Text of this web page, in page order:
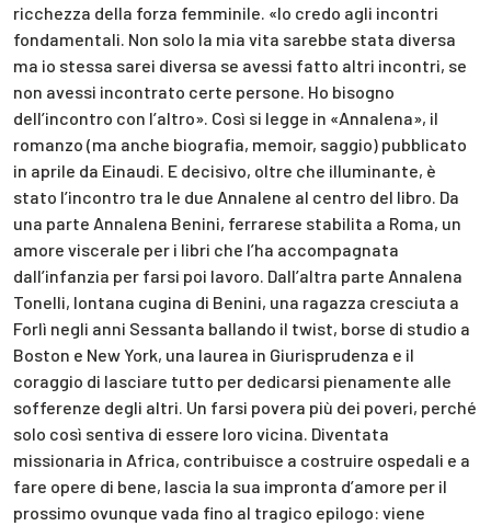
ricchezza della forza femminile. «Io credo agli incontri
fondamentali. Non solo la mia vita sarebbe stata diversa
ma io stessa sarei diversa se avessi fatto altri incontri, se
non avessi incontrato certe persone. Ho bisogno
dell’incontro con l’altro». Così si legge in «Annalena», il
romanzo (ma anche biografia, memoir, saggio) pubblicato
in aprile da Einaudi. E decisivo, oltre che illuminante, è
stato l’incontro tra le due Annalene al centro del libro. Da
una parte Annalena Benini, ferrarese stabilita a Roma, un
amore viscerale per i libri che l’ha accompagnata
dall’infanzia per farsi poi lavoro. Dall’altra parte Annalena
Tonelli, lontana cugina di Benini, una ragazza cresciuta a
Forlì negli anni Sessanta ballando il twist, borse di studio a
Boston e New York, una laurea in Giurisprudenza e il
coraggio di lasciare tutto per dedicarsi pienamente alle
sofferenze degli altri. Un farsi povera più dei poveri, perché
solo così sentiva di essere loro vicina. Diventata
missionaria in Africa, contribuisce a costruire ospedali e a
fare opere di bene, lascia la sua impronta d’amore per il
prossimo ovunque vada fino al tragico epilogo: viene